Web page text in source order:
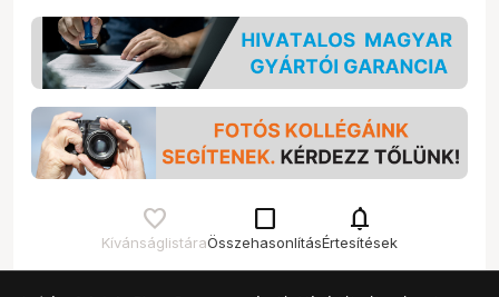
Kívánságlistára
check_box_outline_blank
Összehasonlítás
notifications
Értesítések